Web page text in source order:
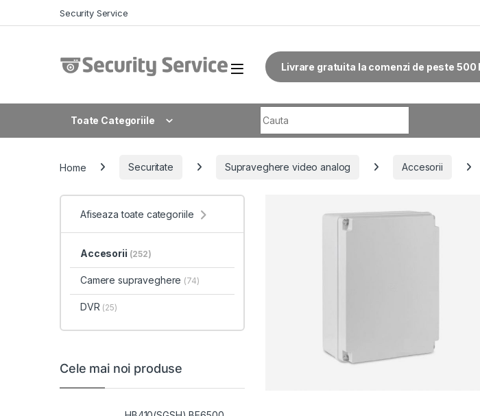
Security Service
Livrare gratuita la comenzi de peste 500
Toate Categoriile
Home Securitate Supraveghere video analog Accesorii
Afiseaza toate categoriile
Accesorii (252)
Camere supraveghere (74)
DVR (25)
Cele mai noi produse